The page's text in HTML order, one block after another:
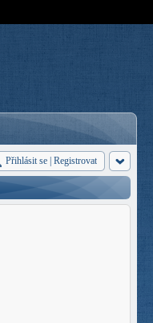
Přihlásit se Registrovat